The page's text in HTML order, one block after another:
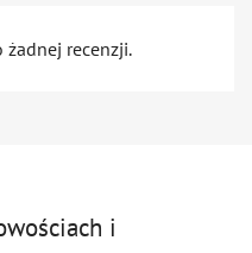
żadnej recenzji.
i